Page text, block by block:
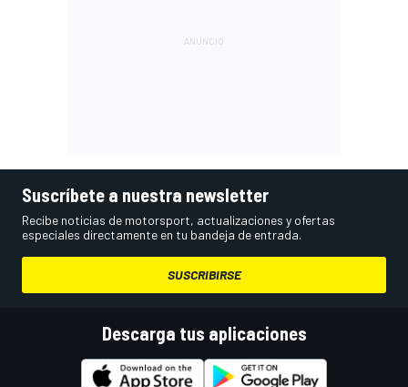
Suscríbete a nuestra newsletter
Recibe noticias de motorsport, actualizaciones y ofertas
especiales directamente en tu bandeja de entrada.
SUSCRIBIRSE
Descarga tus aplicaciones